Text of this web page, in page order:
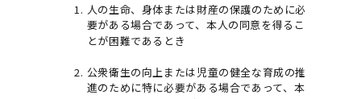
人の生命、身体または財産の保護のために必
要がある場合であって、本人の同意を得るこ
とが困難であるとき
公衆衛生の向上または児童の健全な育成の推
進のために特に必要がある場合であって、本